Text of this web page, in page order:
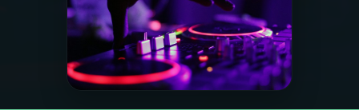
PODCASTS